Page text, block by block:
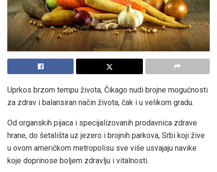
Uprkos brzom tempu života, Čikago nudi brojne mogućnosti
za zdrav i balansiran način života, čak i u velikom gradu.
Od organskih pijaca i specijalizovanih prodavnica zdrave
hrane, do šetališta uz jezero i brojnih parkova, Srbi koji žive
u ovom američkom metropolisu sve više usvajaju navike
koje doprinose boljem zdravlju i vitalnosti.